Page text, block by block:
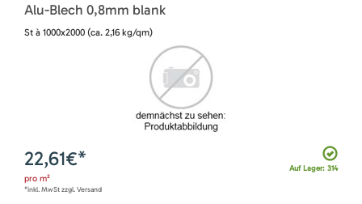
Alu-Blech 0,8mm blank
St à 1000x2000 (ca. 2,16 kg/qm)
Auf Lager: 314
22,61€*
pro m²
*inkl. MwSt zzgl. Versand